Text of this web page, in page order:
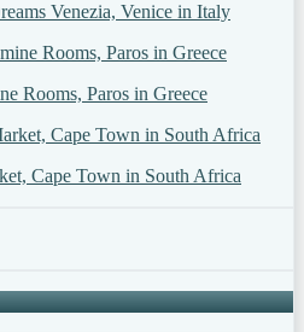
Venezia, Venice in Italy
Rooms, Paros in Greece
Cape Town in South Africa